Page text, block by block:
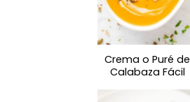
Crema o Puré de
Calabaza Fácil